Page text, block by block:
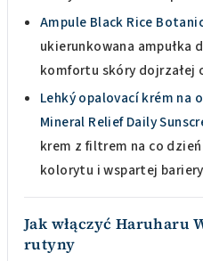
Ampule Black Rice
ukierunkowana ampułka
komfortu skóry dojrzałej
Lehký opalovací krém na
Mineral Relief Daily
krem z filtrem na co
kolorytu i wspartej
Jak włączyć Haruharu
rutyny